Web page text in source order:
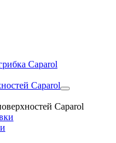
Caparol
Caparol
Caparol